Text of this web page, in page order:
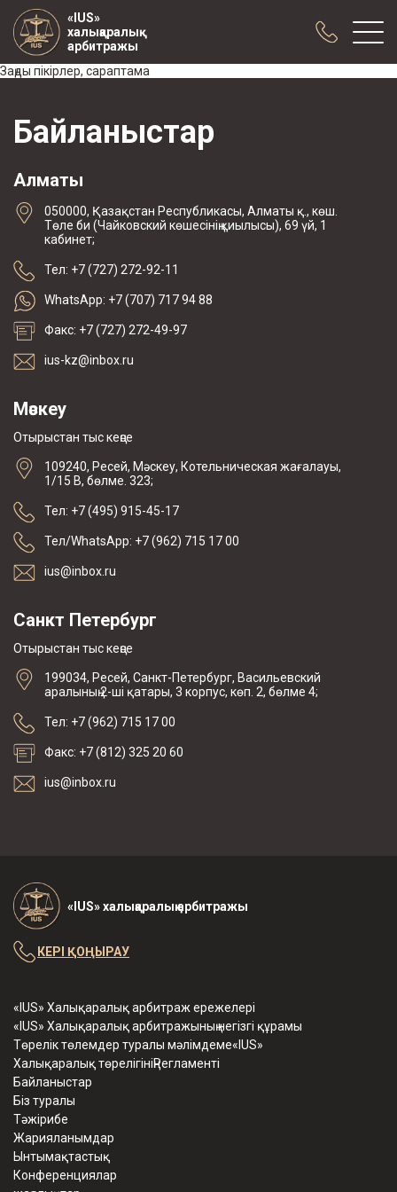
«IUS»
халықаралық
арбитражы
Біз туралы
Тәжірибе
Жарияланымдар
Конференциялар
жаңалықтар
Арбитраждық тармақпен жасалған
келісімшарттардың үлгісі
Заңды пікірлер, сараптама
Байланыстар
Алматы
050000, Қазақстан Республикасы, Алматы қ., көш.
Төле би (Чайковский көшесінің қиылысы), 69 үй, 1
кабинет;
Тел: +7 (727) 272-92-11
WhatsApp: +7 (707) 717 94 88
Факс: +7 (727) 272-49-97
ius-kz@inbox.ru
Мәскеу
Отырыстан тыс кеңсе
109240, Ресей, Мәскеу, Котельническая жағалауы,
1/15 В, бөлме. 323;
Тел: +7 (495) 915-45-17
Тел/WhatsApp: +7 (962) 715 17 00
ius@inbox.ru
Санкт Петербург
Отырыстан тыс кеңсе
199034, Ресей, Санкт-Петербург, Васильевский
аралының 2-ші қатары, 3 корпус, көп. 2, бөлме 4;
Тел: +7 (962) 715 17 00
Факс: +7 (812) 325 20 60
ius@inbox.ru
«IUS» халықаралық арбитражы
«IUS» Халықаралық арбитраж ережелері
«IUS» Халықаралық арбитражының негізгі құрамы
Төрелік төлемдер туралы мәлімдеме«IUS»
Халықаралық төрелігініңРегламенті
Байланыстар
Біз туралы
Тәжірибе
Жарияланымдар
Ынтымақтастық
Конференциялар
КЕРІ ҚОҢЫРАУ